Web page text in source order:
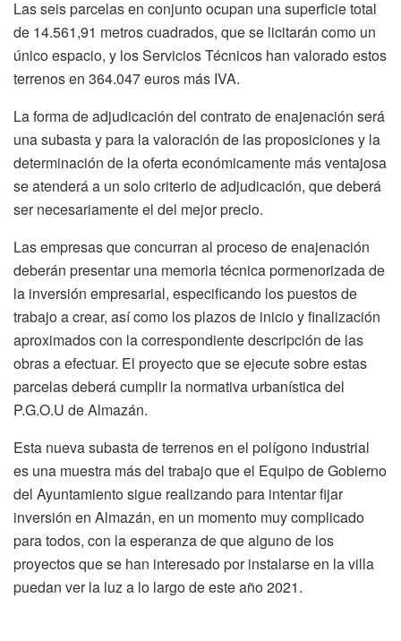
Las seis parcelas en conjunto ocupan una superficie total
de 14.561,91 metros cuadrados, que se licitarán como un
único espacio, y los Servicios Técnicos han valorado estos
terrenos en 364.047 euros más IVA.
La forma de adjudicación del contrato de enajenación será
una subasta y para la valoración de las proposiciones y la
determinación de la oferta económicamente más ventajosa
se atenderá a un solo criterio de adjudicación, que deberá
ser necesariamente el del mejor precio.
Las empresas que concurran al proceso de enajenación
deberán presentar una memoria técnica pormenorizada de
la inversión empresarial, especificando los puestos de
trabajo a crear, así como los plazos de inicio y finalización
aproximados con la correspondiente descripción de las
obras a efectuar. El proyecto que se ejecute sobre estas
parcelas deberá cumplir la normativa urbanística del
P.G.O.U de Almazán.
Esta nueva subasta de terrenos en el polígono industrial
es una muestra más del trabajo que el Equipo de Gobierno
del Ayuntamiento sigue realizando para intentar fijar
inversión en Almazán, en un momento muy complicado
para todos, con la esperanza de que alguno de los
proyectos que se han interesado por instalarse en la villa
puedan ver la luz a lo largo de este año 2021.